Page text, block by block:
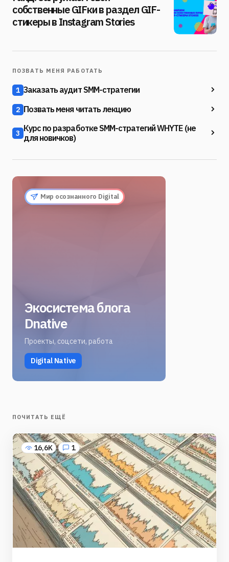
собственные GIFки в раздел GIF-
стикеры в Instagram Stories
ПОЗВАТЬ МЕНЯ РАБОТАТЬ
1 Заказать аудит SMM-стратегии
2 Позвать меня читать лекцию
3 Курс по разработке SMM-стратегий WHYTE (не
для новичков)
Мир осознанного Digital
Экосистема блога
Dnative
Проекты, соцсети, работа
Digital Native
ПОЧИТАТЬ ЕЩЁ
16,6K 1